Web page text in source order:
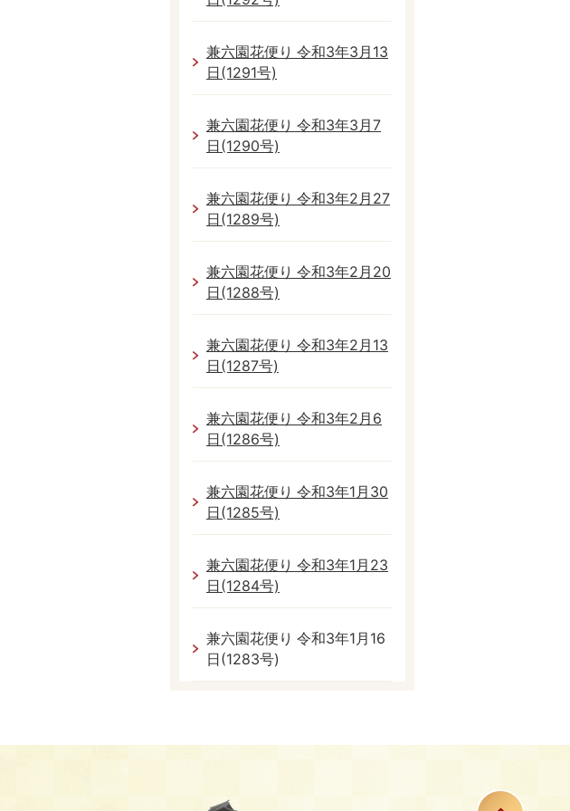
兼六園花便り 令和3年3月13
日(1291号)
兼六園花便り 令和3年3月7
日(1290号)
兼六園花便り 令和3年2月27
日(1289号)
兼六園花便り 令和3年2月20
日(1288号)
兼六園花便り 令和3年2月13
日(1287号)
兼六園花便り 令和3年2月6
日(1286号)
兼六園花便り 令和3年1月30
日(1285号)
兼六園花便り 令和3年1月23
日(1284号)
兼六園花便り 令和3年1月16
日(1283号)